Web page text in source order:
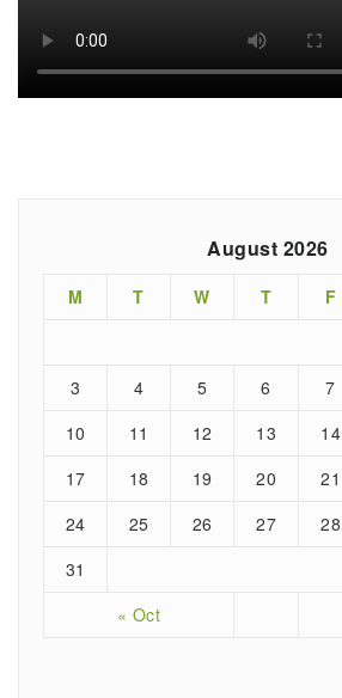
August 2026
M T W T F
« Oct
3
4 5 6 7
10
11 12 13 14
17
18 19 20 21
24
25 26 27 28
31